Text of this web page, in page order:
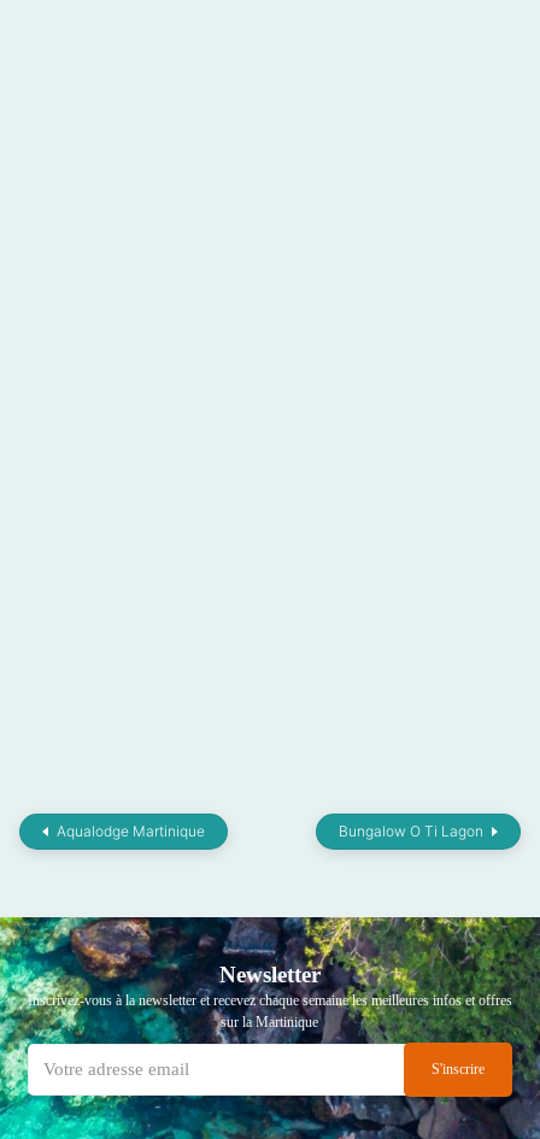
Aqualodge Martinique Bungalow O Ti Lagon
Newsletter
Inscrivez-vous à la newsletter et recevez chaque semaine les meilleures infos et offres
sur la Martinique